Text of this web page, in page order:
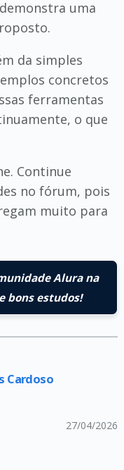
uma
da simples
concretos
ferramentas
o que
Continue
no fórum, pois
muito para
Alura na
bons estudos!
Cardoso
27/04/2026